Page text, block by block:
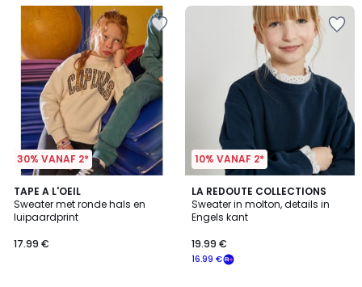
30% VANAF 2*
TAPE A L'OEIL
Sweater met ronde hals en
luipaardprint
17.99 €
5
/
5
2
Kleuren
10% VANAF 2*
LA REDOUTE COLLECTIONS
Sweater in molton, details in
Engels kant
16.99 €
19.99 €
4.9
/ 5